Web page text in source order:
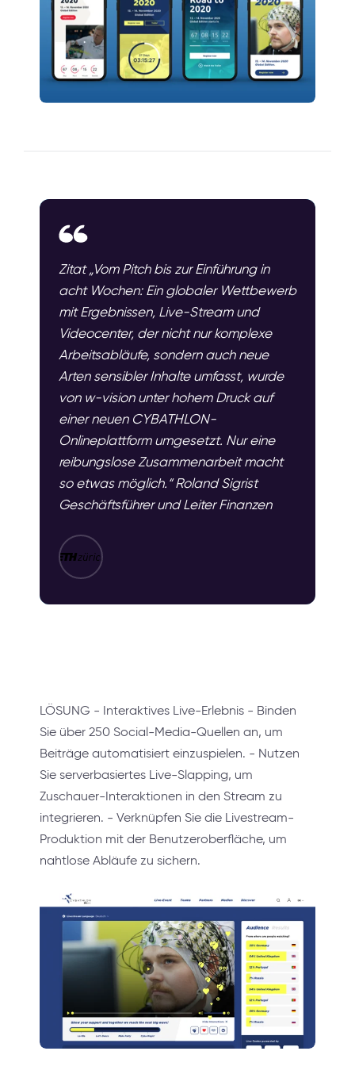
Zitat „Vom Pitch bis zur Einführung in
acht Wochen: Ein globaler Wettbewerb
mit Ergebnissen, Live-Stream und
Videocenter, der nicht nur komplexe
Arbeitsabläufe, sondern auch neue
Arten sensibler Inhalte umfasst, wurde
von w-vision unter hohem Druck auf
einer neuen CYBATHLON-
Onlineplattform umgesetzt. Nur eine
reibungslose Zusammenarbeit macht
so etwas möglich.“ Roland Sigrist
Geschäftsführer und Leiter Finanzen
LÖSUNG - Interaktives Live-Erlebnis - Binden
Sie über 250 Social-Media-Quellen an, um
Beiträge automatisiert einzuspielen. - Nutzen
Sie serverbasiertes Live-Slapping, um
Zuschauer-Interaktionen in den Stream zu
integrieren. - Verknüpfen Sie die Livestream-
Produktion mit der Benutzeroberfläche, um
nahtlose Abläufe zu sichern.